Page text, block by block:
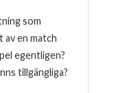
som
av en match
egentligen?
tillgängliga?